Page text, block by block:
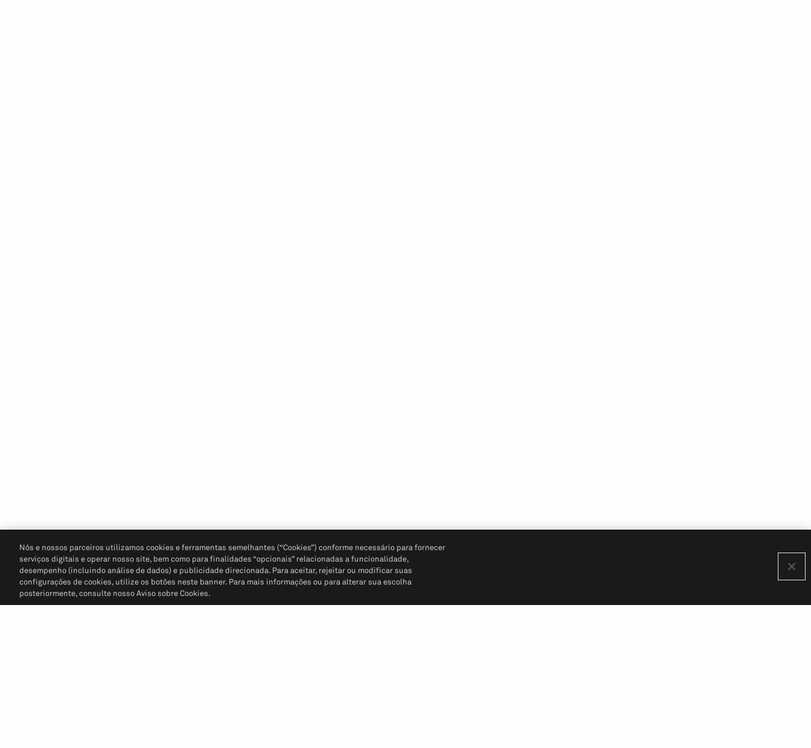
Nós e nossos parceiros utilizamos cookies e ferramentas semelhantes (“Cookies”) conforme necessário para fornecer
serviços digitais e operar nosso site, bem como para finalidades “opcionais” relacionadas a funcionalidade,
desempenho (incluindo análise de dados) e publicidade direcionada. Para aceitar, rejeitar ou modificar suas
configurações de cookies, utilize os botões neste banner. Para mais informações ou para alterar sua escolha
posteriormente, consulte nosso Aviso sobre Cookies.